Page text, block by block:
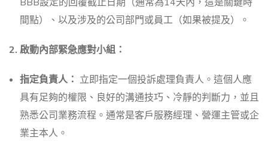
間點）、以及涉及的公司部門或員工（如果被提及）。
2. 啟動內部緊急應對小組：
指定負責人： 立即指定一個投訴處理負責人。這個人應
具有足夠的權限、良好的溝通技巧、冷靜的判斷力，並且
熟悉公司業務流程。通常是客戶服務經理、營運主管或企
業主本人。